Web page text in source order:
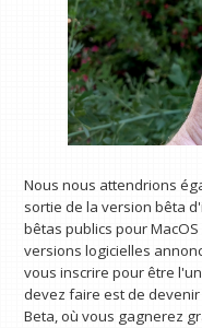
Nous nous attendrions
sortie de la version bêta
bêtas publics pour
versions logicielles
vous inscrire pour être
devez faire est de
Beta, où vous gagnerez